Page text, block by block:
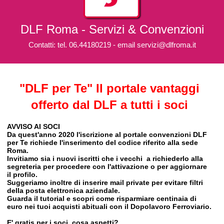
DLF Roma - Servizi & Convenzioni
Contatti: tel. 06.44180219 - email servizi@dlfroma.it
"DLF per Te" Il portale vantaggi
offerto dal DLF a tutti i soci
AVVISO AI SOCI
Da quest'anno 2020 l'iscrizione al portale convenzioni DLF
per Te richiede l'inserimento del codice riferito alla sede
Roma.
Invitiamo sia i nuovi iscritti che i vecchi a richiederlo alla
segreteria per procedere con l'attivazione o per aggiornare
il profilo.
Suggeriamo inoltre di inserire mail private per evitare filtri
della posta elettronica aziendale.
Guarda il tutorial e scopri come risparmiare centinaia di
euro nei tuoi acquisti abituali con il Dopolavoro Ferroviario.